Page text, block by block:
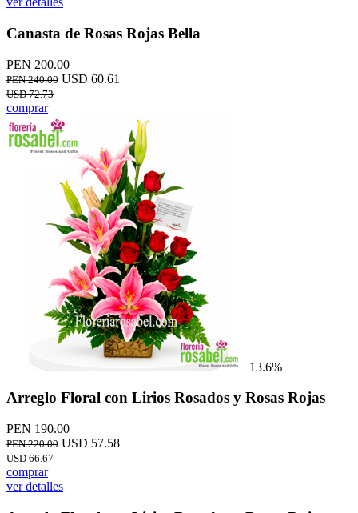
Canasta de Rosas Rojas Bella
PEN 200.00
PEN 240.00 USD 60.61
USD 72.73
comprar
13.6%
Arreglo Floral con Lirios Rosados y Rosas Rojas
PEN 190.00
PEN 220.00 USD 57.58
USD 66.67
comprar
ver detalles